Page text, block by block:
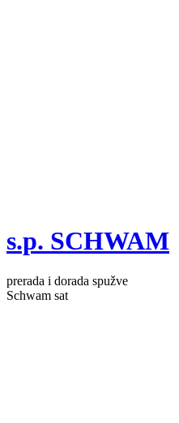
s.p. SCHWAM
prerada i dorada spužve
Schwam sat